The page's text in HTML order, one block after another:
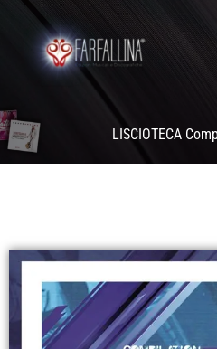
contenuto
LISCIOTECA